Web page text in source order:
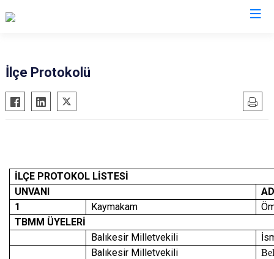
Ayvalık
Balya
Burhaniye
Dursunbey
Edremit
Erdek
Gömeç
Marmara
Susurluk
Karesi
İlçe Protokolü
İLÇE PROTOKOL LİSTESİ
UNVANI
1
Kaymakam
TBMM ÜYELERİ
Balıkesir Milletvekili
Balıkesir Milletvekili